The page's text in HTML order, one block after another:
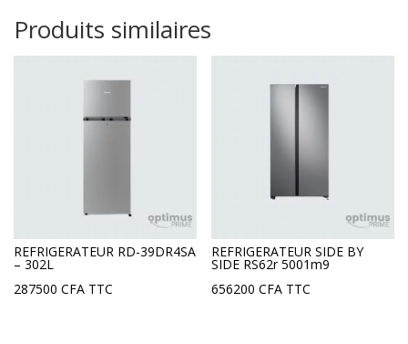
Produits similaires
REFRIGERATEUR RD-39DR4SA
– 302L
287500 CFA TTC
REFRIGERATEUR SIDE BY
SIDE RS62r 5001m9
656200CFA TTC